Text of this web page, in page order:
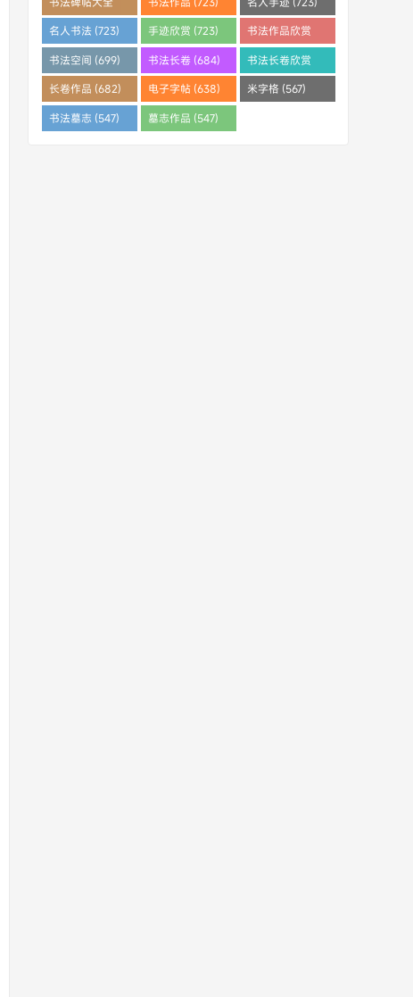
(784)
名人书法 (723) 手迹欣赏 (723)
书法作品欣赏
(710)
书法空间 (699) 书法长卷 (684)
书法长卷欣赏
(682)
长卷作品 (682) 电子字帖 (638) 米字格 (567)
书法墓志 (547) 墓志作品 (547)